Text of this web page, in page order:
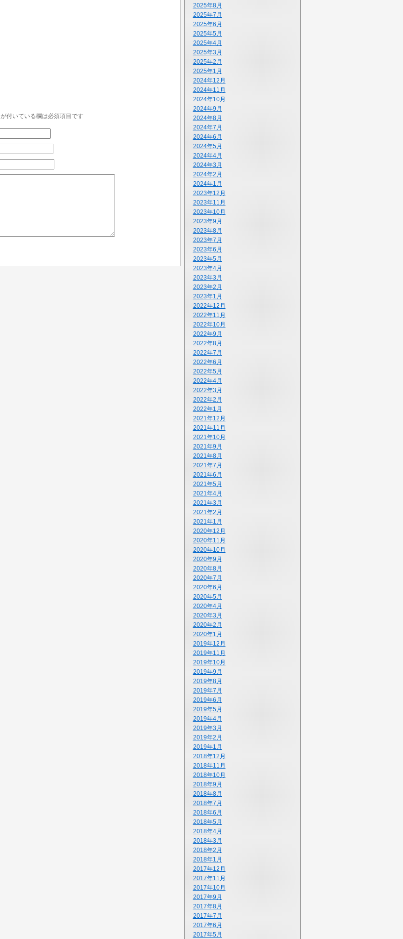
2025年8月
2025年7月
2025年6月
2025年5月
2025年4月
2025年3月
2025年2月
2025年1月
2024年12月
2024年11月
2024年10月
2024年9月
2024年8月
2024年7月
2024年6月
2024年5月
2024年4月
2024年3月
2024年2月
2024年1月
2023年12月
2023年11月
2023年10月
2023年9月
2023年8月
2023年7月
2023年6月
2023年5月
2023年4月
2023年3月
2023年2月
2023年1月
2022年12月
2022年11月
2022年10月
2022年9月
2022年8月
2022年7月
2022年6月
2022年5月
2022年4月
2022年3月
2022年2月
2022年1月
2021年12月
2021年11月
2021年10月
2021年9月
2021年8月
2021年7月
2021年6月
2021年5月
2021年4月
2021年3月
2021年2月
2021年1月
2020年12月
2020年11月
2020年10月
2020年9月
2020年8月
2020年7月
2020年6月
2020年5月
2020年4月
2020年3月
2020年2月
2020年1月
2019年12月
2019年11月
2019年10月
2019年9月
2019年8月
2019年7月
2019年6月
2019年5月
2019年4月
2019年3月
2019年2月
2019年1月
2018年12月
2018年11月
2018年10月
2018年9月
2018年8月
2018年7月
2018年6月
2018年5月
2018年4月
2018年3月
2018年2月
2018年1月
2017年12月
2017年11月
2017年10月
2017年9月
2017年8月
2017年7月
2017年6月
2017年5月
が付いている欄は必須項目です